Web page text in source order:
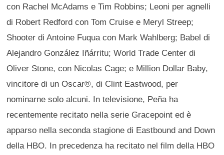
con Rachel McAdams e Tim Robbins; Leoni per agnelli
di Robert Redford con Tom Cruise e Meryl Streep;
Shooter di Antoine Fuqua con Mark Wahlberg; Babel di
Alejandro González Iñárritu; World Trade Center di
Oliver Stone, con Nicolas Cage; e Million Dollar Baby,
vincitore di un Oscar®, di Clint Eastwood, per
nominarne solo alcuni. In televisione, Peña ha
recentemente recitato nella serie Gracepoint ed è
apparso nella seconda stagione di Eastbound and Down
della HBO. In precedenza ha recitato nel film della HBO